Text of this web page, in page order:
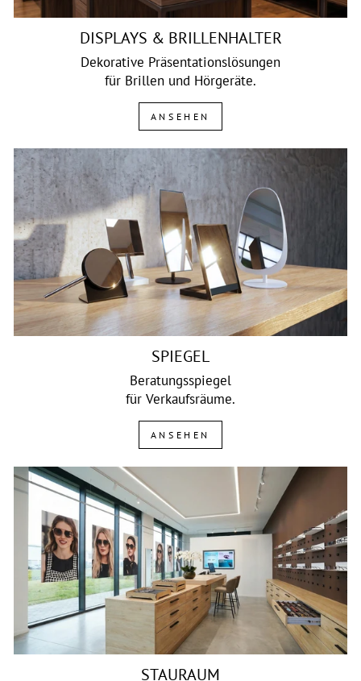
DISPLAYS & BRILLENHALTER
Dekorative Präsentationslösungen
für Brillen und Hörgeräte.
ANSEHEN
SPIEGEL
Beratungsspiegel
für Verkaufsräume.
ANSEHEN
STAURAUM